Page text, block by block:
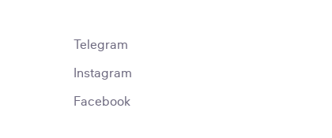
Telegram
Instagram
Facebook